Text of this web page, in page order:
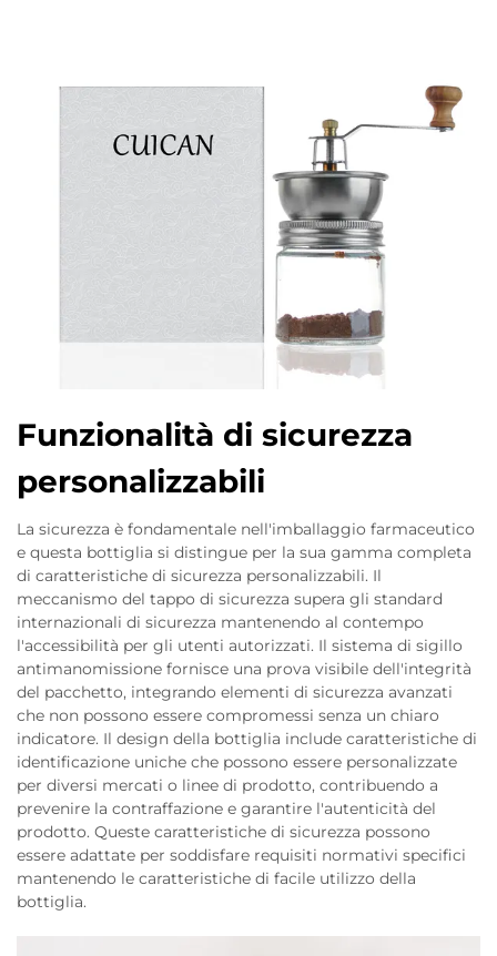
Funzionalità di sicurezza
personalizzabili
La sicurezza è fondamentale nell'imballaggio farmaceutico
e questa bottiglia si distingue per la sua gamma completa
di caratteristiche di sicurezza personalizzabili. Il
meccanismo del tappo di sicurezza supera gli standard
internazionali di sicurezza mantenendo al contempo
l'accessibilità per gli utenti autorizzati. Il sistema di sigillo
antimanomissione fornisce una prova visibile dell'integrità
del pacchetto, integrando elementi di sicurezza avanzati
che non possono essere compromessi senza un chiaro
indicatore. Il design della bottiglia include caratteristiche di
identificazione uniche che possono essere personalizzate
per diversi mercati o linee di prodotto, contribuendo a
prevenire la contraffazione e garantire l'autenticità del
prodotto. Queste caratteristiche di sicurezza possono
essere adattate per soddisfare requisiti normativi specifici
mantenendo le caratteristiche di facile utilizzo della
bottiglia.